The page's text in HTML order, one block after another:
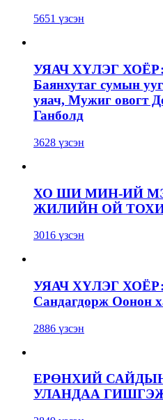
5651 үзсэн
УЯАЧ ХҮЛЭГ ХОЁР:
Баянхутаг сумын
уяач, Мужиг овогт
Ганболд
3628 үзсэн
ХО ШИ МИН-ИЙ
ЖИЛИЙН ОЙ
3016 үзсэн
УЯАЧ ХҮЛЭГ ХОЁР:
Сандагдорж Оонон
2886 үзсэн
ЕРӨНХИЙ
УЛАНДАА